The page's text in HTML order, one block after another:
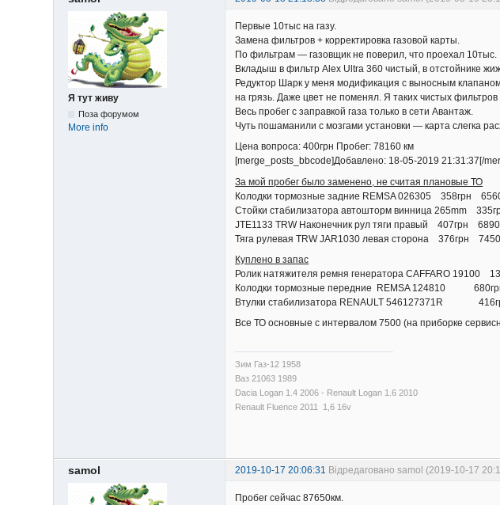
Я тут живу
Поза форумом
More info
Первые 10тыс на газу.
Замена фильтров + корректировка газовой карты.
По фильтрам — газовщик не поверил, что проехал 10тыс.
Вкладыш в фильтр Alex Ultra 360 чистый, в отстойнике
Редуктор Шарк у меня модификация с выносным
на грязь. Даже цвет не поменял. Я таких чистых
Весь пробег с заправкой газа только в сети Авантаж.
Чуть пошаманили с мозгами установки — карта слегка
Цена вопроса: 400грн Пробег: 78160 км
[merge_posts_bbcode]Добавлено: 18-05-2019 21:31:37[/
За мой пробег было заменено, не считая плановые ТО
Колодки тормозные задние REMSA 026305 358грн
Стойки стабилизатора автошторм винница 265mm
JTE1133 TRW Наконечник рул тяги правый 407грн
Тяга рулевая TRW JAR1030 левая сторона 376грн
Куплено в запас
Ролик натяжителя ремня генератора CAFFARO 19100
Колодки тормозные передние REMSA 124810
Втулки стабилизатора RENAULT 546127371R
Все ТО основные с интервалом 7500 (на приборке
Зим Газ-12 1958
Ваз 21063 1989
Dacia Logan 1.4 2006 - Renault Logan 1.6 2010
Renault Fluence 2011 1,6 16v
samol 2019-10-17 20:06:31 Відредаговано samol (2019-10-17
Пробег сейчас 87650км.